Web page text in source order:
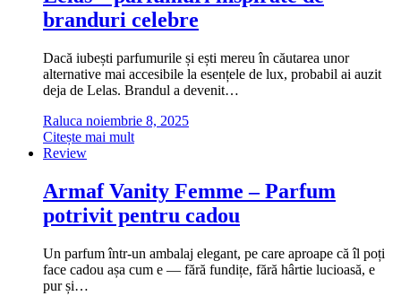
branduri celebre
Dacă iubești parfumurile și ești mereu în căutarea unor
alternative mai accesibile la esențele de lux, probabil ai auzit
deja de Lelas. Brandul a devenit…
Raluca noiembrie 8, 2025
Citește mai mult
Review
Armaf Vanity Femme – Parfum
potrivit pentru cadou
Un parfum într-un ambalaj elegant, pe care aproape că îl poți
face cadou așa cum e — fără fundițe, fără hârtie lucioasă, e
pur și…